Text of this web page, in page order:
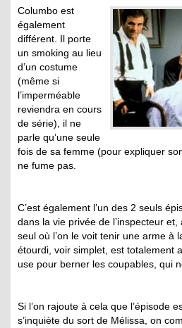
Columbo est
également
différent. Il porte
un smoking au lieu
d’un costume
(même si
l’imperméable
reviendra en cours
de série), il ne
parle qu’une seule
fois de sa femme (pour expliquer
ne fume pas.
C’est également l’un des 2 seuls
dans la vie privée de l’inspecteur
seul où l’on le voit tenir une arme à
étourdi, voir simplet, est totalement
use pour berner les coupables, qui
Si l’on rajoute à cela que l’épisode
s’inquiète du sort de Mélissa, on